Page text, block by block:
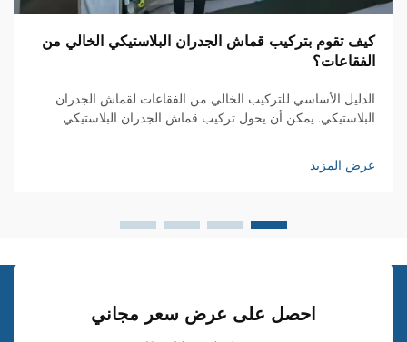
كيف تقوم بتركيب قماش الجدران البلاستيكي الخالي من
الفقاعات؟
الدليل الأساسي للتركيب الخالي من الفقاعات لقماش الجدران
البلاستيكي. يمكن أن يحول تركيب قماش الجدران البلاستيكي
تشطيب أملس خالٍ من الفقاعات يتطلب مهارة وانتباهًا للتفاصيل.
سواء كنتَ...
عرض المزيد
احصل على عرض سعر مجاني